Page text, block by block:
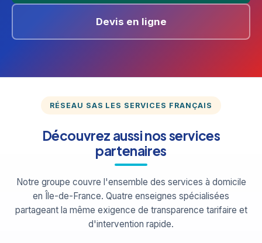
Devis en ligne
RÉSEAU SAS LES SERVICES FRANÇAIS
Découvrez aussi nos services
partenaires
Notre groupe couvre l'ensemble des services à domicile
en Île-de-France. Quatre enseignes spécialisées
partageant la même exigence de transparence tarifaire et
d'intervention rapide.